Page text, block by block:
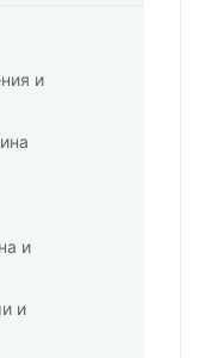
и
и
и